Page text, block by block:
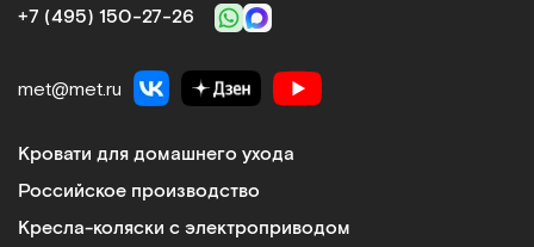
+7 (495) 150‑27‑26
met@met.ru
Кровати для домашнего ухода
Российское производство
Кресла-коляски с электроприводом